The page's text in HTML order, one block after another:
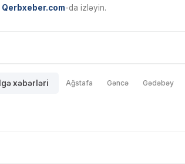
Qerbxeber.com-da izləyin.
xəbərləri Ağstafa Gəncə Gədəbəy